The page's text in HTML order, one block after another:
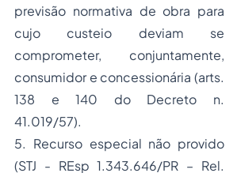
previsão normativa de obra para
cujo custeio deviam se
comprometer, conjuntamente,
consumidor e concessionária (arts.
138 e 140 do Decreto n.
41.019/57).
5. Recurso especial não provido
(STJ - REsp 1.343.646/PR – Rel.